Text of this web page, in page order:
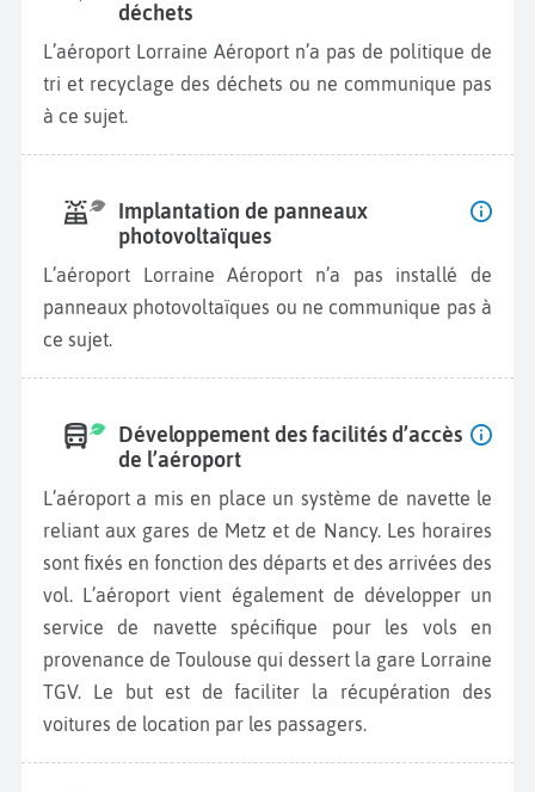
déchets
L’aéroport Lorraine Aéroport n’a pas de politique de
tri et recyclage des déchets ou ne communique pas
à ce sujet.
Implantation de panneaux
photovoltaïques
L’aéroport Lorraine Aéroport n’a pas installé de
panneaux photovoltaïques ou ne communique pas à
ce sujet.
Développement des facilités d’accès
de l’aéroport
L’aéroport a mis en place un système de navette le
reliant aux gares de Metz et de Nancy. Les horaires
sont fixés en fonction des départs et des arrivées des
vol. L’aéroport vient également de développer un
service de navette spécifique pour les vols en
provenance de Toulouse qui dessert la gare Lorraine
TGV. Le but est de faciliter la récupération des
voitures de location par les passagers.